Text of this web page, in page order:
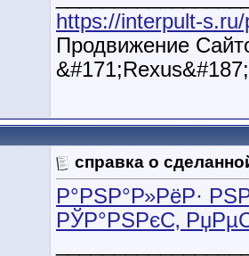
https://interpult-
Продвижение
справка о
Р°РЅР°Р»РёР·
РЎР°РЅРєС‚